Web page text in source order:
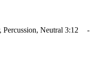
Percussion, Neutral 3:12 -